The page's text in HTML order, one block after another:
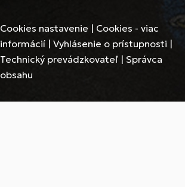
Cookies nastavenie | Cookies - viac
informácií | Vyhlásenie o prístupnosti |
Technický prevádzkovateľ | Správca
obsahu